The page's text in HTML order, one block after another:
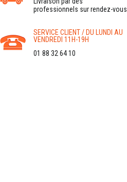
professionnels sur rendez-vous
SERVICE CLIENT / DU LUNDI AU
VENDREDI 11H-19H
01 88 32 64 10